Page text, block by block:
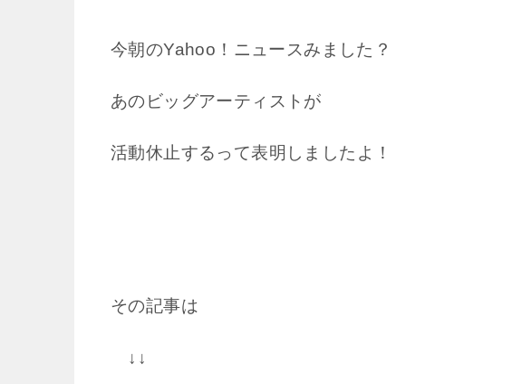
今朝のYahoo！ニュースみました？
あのビッグアーティストが
活動休止するって表明しましたよ！
その記事は
↓↓